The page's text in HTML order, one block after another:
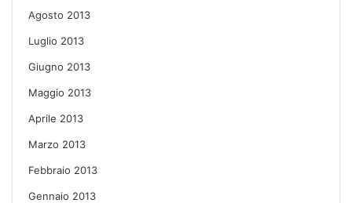
Agosto 2013
Luglio 2013
Giugno 2013
Maggio 2013
Aprile 2013
Marzo 2013
Febbraio 2013
Gennaio 2013